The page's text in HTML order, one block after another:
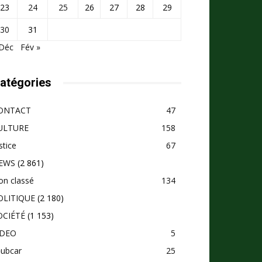
23
24 25 26 27 28
29
30
31
Fév »
47
158
67
(2 861)
classé
134
(2 180)
(1 153)
5
25